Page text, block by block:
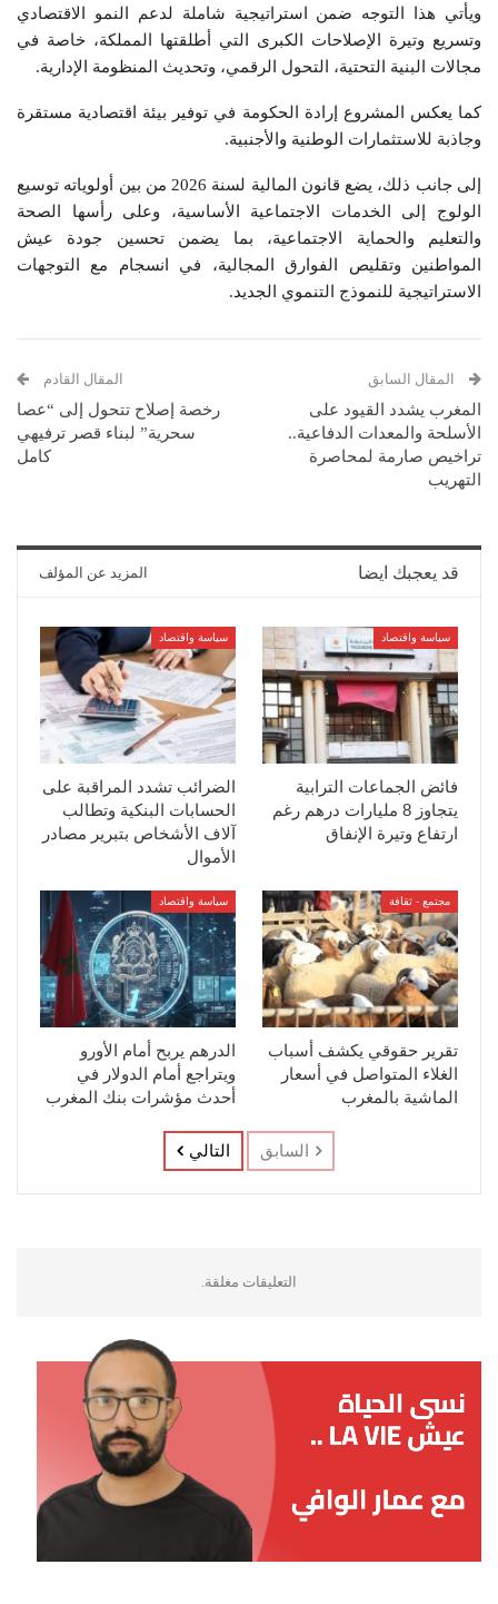
ويأتي هذا التوجه ضمن استراتيجية شاملة لدعم النمو الاقتصادي
وتسريع وتيرة الإصلاحات الكبرى التي أطلقتها المملكة، خاصة في
مجالات البنية التحتية، التحول الرقمي، وتحديث المنظومة الإدارية.
كما يعكس المشروع إرادة الحكومة في توفير بيئة اقتصادية مستقرة
وجاذبة للاستثمارات الوطنية والأجنبية.
إلى جانب ذلك، يضع قانون المالية لسنة 2026 من بين أولوياته توسيع
الولوج إلى الخدمات الاجتماعية الأساسية، وعلى رأسها الصحة
والتعليم والحماية الاجتماعية، بما يضمن تحسين جودة عيش
المواطنين وتقليص الفوارق المجالية، في انسجام مع التوجهات
الاستراتيجية للنموذج التنموي الجديد.
المقال السابق
المغرب يشدد القيود على
الأسلحة والمعدات الدفاعية..
تراخيص صارمة لمحاصرة
التهريب
المقال القادم
رخصة إصلاح تتحول إلى “عصا
سحرية” لبناء قصر ترفيهي
كامل
قد يعجبك ايضا المزيد عن المؤلف
سياسة واقتصاد
فائض الجماعات الترابية
يتجاوز 8 مليارات درهم رغم
ارتفاع وتيرة الإنفاق
سياسة واقتصاد
الضرائب تشدد المراقبة على
الحسابات البنكية وتطالب
آلاف الأشخاص بتبرير مصادر
الأموال
مجتمع - ثقافة
تقرير حقوقي يكشف أسباب
الغلاء المتواصل في أسعار
الماشية بالمغرب
سياسة واقتصاد
الدرهم يربح أمام الأورو
ويتراجع أمام الدولار في
أحدث مؤشرات بنك المغرب
السابق التالي
التعليقات مغلقة.